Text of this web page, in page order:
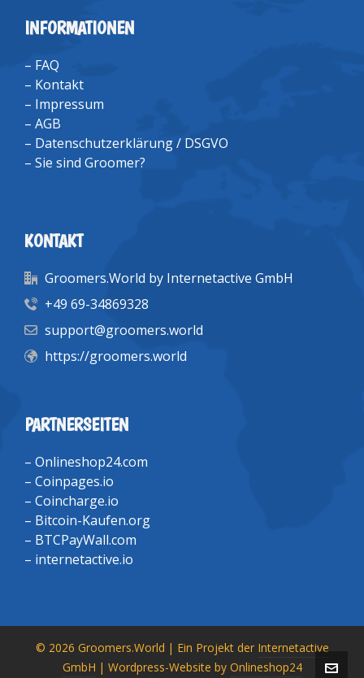
INFORMATIONEN
– FAQ
– Kontakt
– Impressum
– AGB
– Datenschutzerklärung / DSGVO
– Sie sind Groomer?
KONTAKT
Groomers.World by Internetactive GmbH
+49 69-34869328
support@groomers.world
https://groomers.world
PARTNERSEITEN
– Onlineshop24.com
– Coinpages.io
– Coincharge.io
– Bitcoin-Kaufen.org
– BTCPayWall.com
– internetactive.io
© 2026 Groomers.World | Ein Projekt der Internetactive
GmbH | Wordpress-Website by Onlineshop24